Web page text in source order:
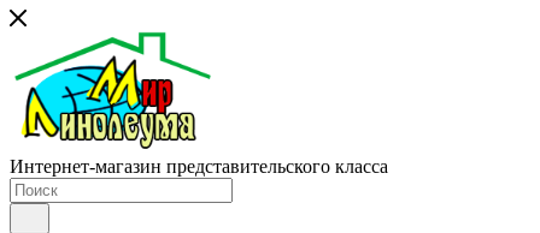
Интернет-магазин представительского класса